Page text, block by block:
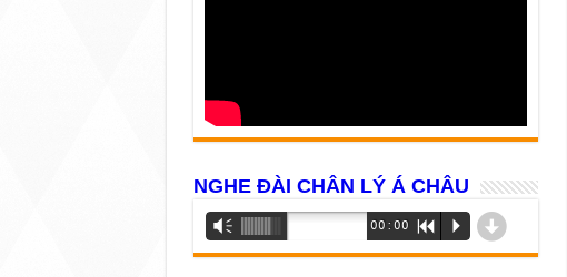
NGHE ĐÀI CHÂN LÝ Á CHÂU
Trình
phát
âm
Vm 00:00 R P d